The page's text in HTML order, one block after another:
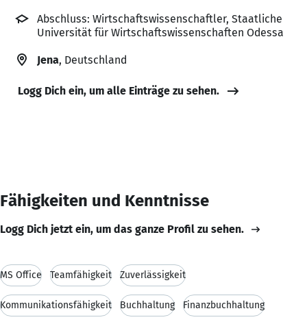
Abschluss: Wirtschaftswissenschaftler, Staatliche
Universität für Wirtschaftswissenschaften Odessa
Jena, Deutschland
Logg Dich ein, um alle Einträge zu sehen.
Fähigkeiten und Kenntnisse
Logg Dich jetzt ein, um das ganze Profil zu sehen.
MS Office Teamfähigkeit Zuverlässigkeit
Kommunikationsfähigkeit Buchhaltung Finanzbuchhaltung